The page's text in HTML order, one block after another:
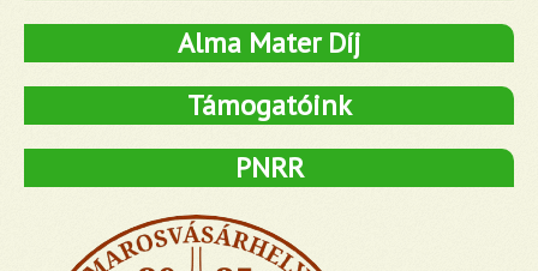
Alma Mater Díj
Támogatóink
PNRR